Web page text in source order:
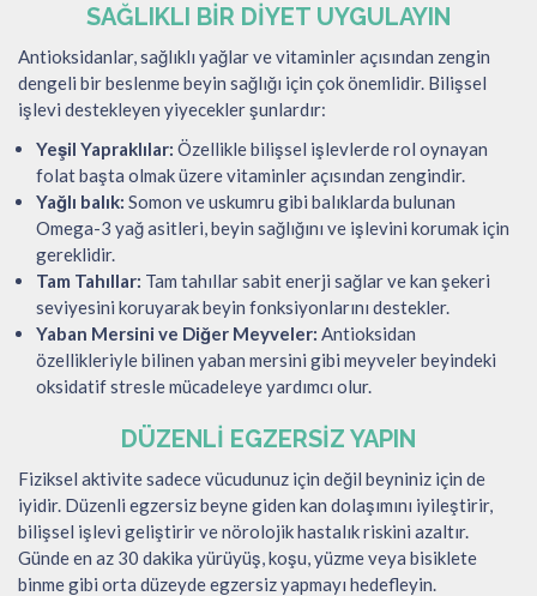
SAĞLIKLI BIR DIYET UYGULAYIN
Antioksidanlar, sağlıklı yağlar ve vitaminler açısından zengin
dengeli bir beslenme beyin sağlığı için çok önemlidir. Bilişsel
işlevi destekleyen yiyecekler şunlardır:
Yeşil Yapraklılar: Özellikle bilişsel işlevlerde rol oynayan
folat başta olmak üzere vitaminler açısından zengindir.
Yağlı balık: Somon ve uskumru gibi balıklarda bulunan
Omega-3 yağ asitleri, beyin sağlığını ve işlevini korumak için
gereklidir.
Tam Tahıllar: Tam tahıllar sabit enerji sağlar ve kan şekeri
seviyesini koruyarak beyin fonksiyonlarını destekler.
Yaban Mersini ve Diğer Meyveler: Antioksidan
özellikleriyle bilinen yaban mersini gibi meyveler beyindeki
oksidatif stresle mücadeleye yardımcı olur.
DÜZENLI EGZERSIZ YAPIN
Fiziksel aktivite sadece vücudunuz için değil beyniniz için de
iyidir. Düzenli egzersiz beyne giden kan dolaşımını iyileştirir,
bilişsel işlevi geliştirir ve nörolojik hastalık riskini azaltır.
Günde en az 30 dakika yürüyüş, koşu, yüzme veya bisiklete
binme gibi orta düzeyde egzersiz yapmayı hedefleyin.